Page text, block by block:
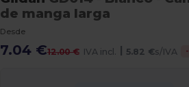
de manga larga
Desde
7.04 €12.00 € IVA incl. | 5.82 €s/IVA -